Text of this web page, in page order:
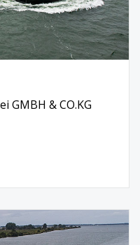
GMBH & CO.KG